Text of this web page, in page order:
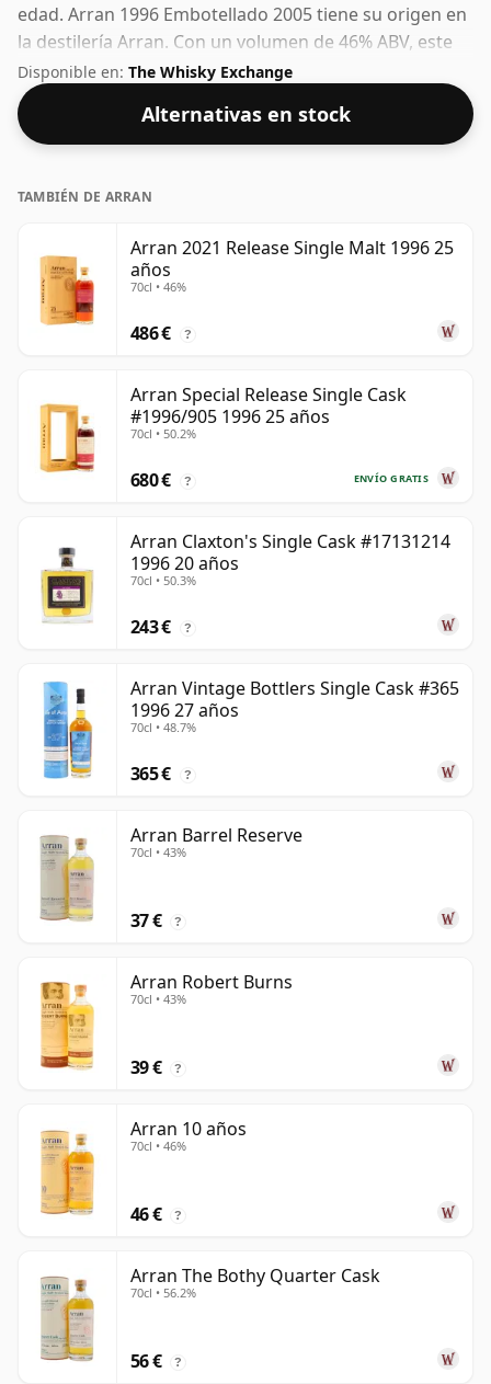
edad. Arran 1996 Embotellado 2005 tiene su origen en
la destilería Arran. Con un volumen de 46% ABV, este
whisky se embotella con una concentración óptima
para beber. Se disfruta solo o con una gota de agua.
Disponible en: The Whisky Exchange
Alternativas en stock
TAMBIÉN DE ARRAN
Arran 2021 Release Single Malt 1996 25
años
70cl • 46%
486 € ?
Arran Special Release Single Cask
#1996/905 1996 25 años
70cl • 50.2%
ENVÍO GRATIS
680 € ?
Arran Claxton's Single Cask #17131214
1996 20 años
70cl • 50.3%
243 € ?
Arran Vintage Bottlers Single Cask #365
1996 27 años
70cl • 48.7%
365 € ?
Arran Barrel Reserve
70cl • 43%
37 € ?
Arran Robert Burns
70cl • 43%
39 € ?
Arran 10 años
70cl • 46%
46 € ?
Arran The Bothy Quarter Cask
70cl • 56.2%
56 € ?